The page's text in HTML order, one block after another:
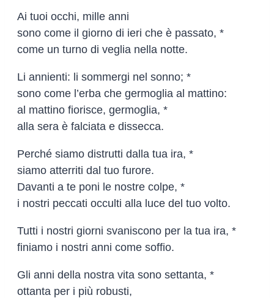
Ai tuoi occhi, mille anni
sono come il giorno di ieri che è passato, *
come un turno di veglia nella notte.
Li annienti: li sommergi nel sonno; *
sono come l’erba che germoglia al mattino:
al mattino fiorisce, germoglia, *
alla sera è falciata e dissecca.
Perché siamo distrutti dalla tua ira, *
siamo atterriti dal tuo furore.
Davanti a te poni le nostre colpe, *
i nostri peccati occulti alla luce del tuo volto.
Tutti i nostri giorni svaniscono per la tua ira, *
finiamo i nostri anni come soffio.
Gli anni della nostra vita sono settanta, *
ottanta per i più robusti,